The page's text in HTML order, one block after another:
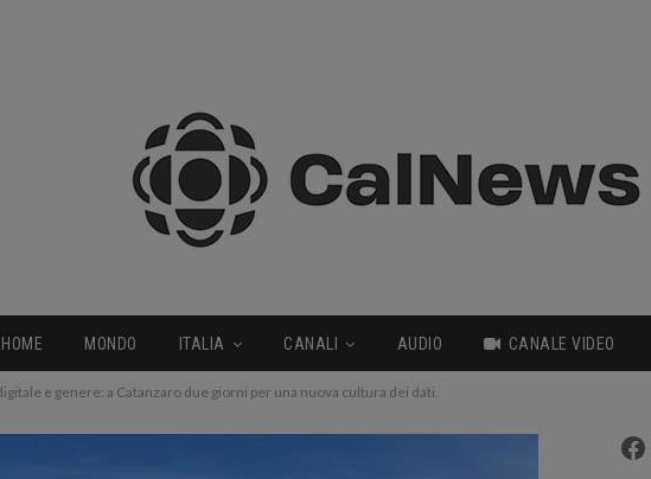
HOME MONDO ITALIA CANALI AUDIO CANALE VIDEO
e genere: a Catanzaro due giorni per una nuova cultura dei dati.